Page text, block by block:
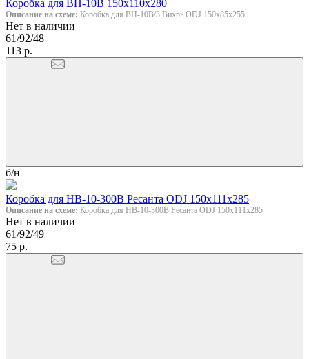
Коробка для ВН-10В 150х110х280
Описание на схеме: Коробка для ВН-10В/3 Вихрь ODJ 150х85х255
Нет в наличии
61/92/48
113 р.
б/н
Коробка для НВ-10-300В Ресанта ODJ 150х111х285
Описание на схеме: Коробка для НВ-10-300В Ресанта ODJ 150х111х285
Нет в наличии
61/92/49
75 р.